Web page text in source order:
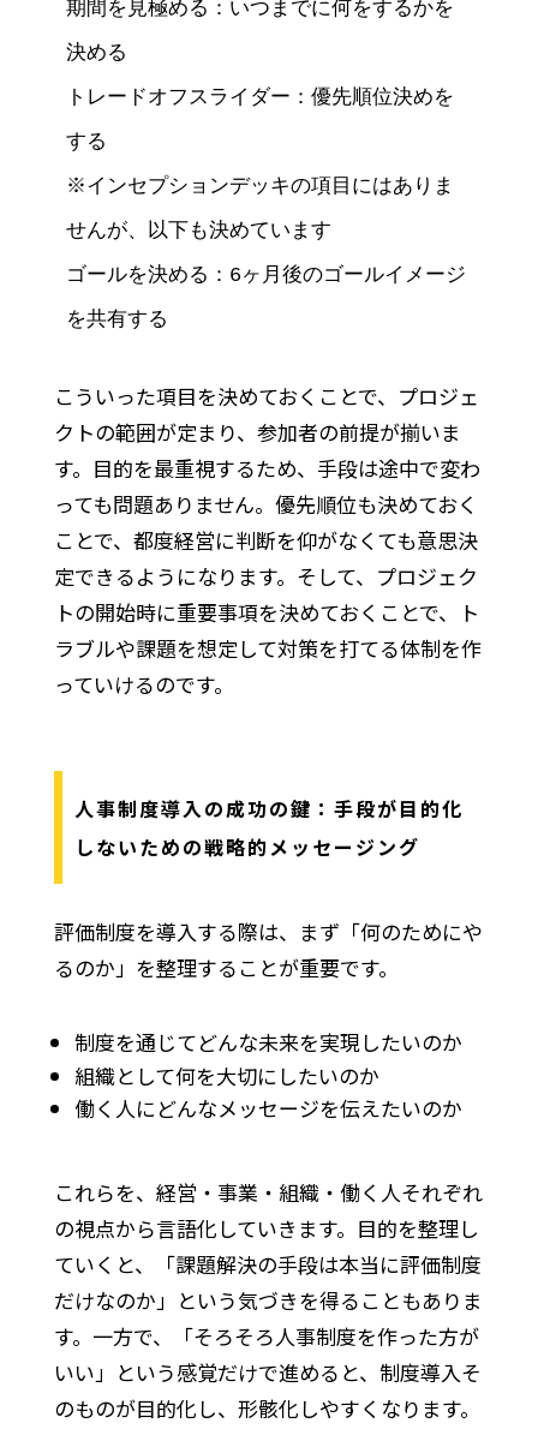
期間を見極める：いつまでに何をするかを
決める
トレードオフスライダー：優先順位決めを
する
※インセプションデッキの項目にはありま
せんが、以下も決めています
ゴールを決める：6ヶ月後のゴールイメージ
を共有する
こういった項目を決めておくことで、プロジェ
クトの範囲が定まり、参加者の前提が揃いま
す。目的を最重視するため、手段は途中で変わ
っても問題ありません。優先順位も決めておく
ことで、都度経営に判断を仰がなくても意思決
定できるようになります。そして、プロジェク
トの開始時に重要事項を決めておくことで、ト
ラブルや課題を想定して対策を打てる体制を作
っていけるのです。
人事制度導入の成功の鍵：手段が目的化
しないための戦略的メッセージング
評価制度を導入する際は、まず「何のためにや
るのか」を整理することが重要です。
制度を通じてどんな未来を実現したいのか
組織として何を大切にしたいのか
働く人にどんなメッセージを伝えたいのか
これらを、経営・事業・組織・働く人それぞれ
の視点から言語化していきます。目的を整理し
ていくと、「課題解決の手段は本当に評価制度
だけなのか」という気づきを得ることもありま
す。一方で、「そろそろ人事制度を作った方が
いい」という感覚だけで進めると、制度導入そ
のものが目的化し、形骸化しやすくなります。